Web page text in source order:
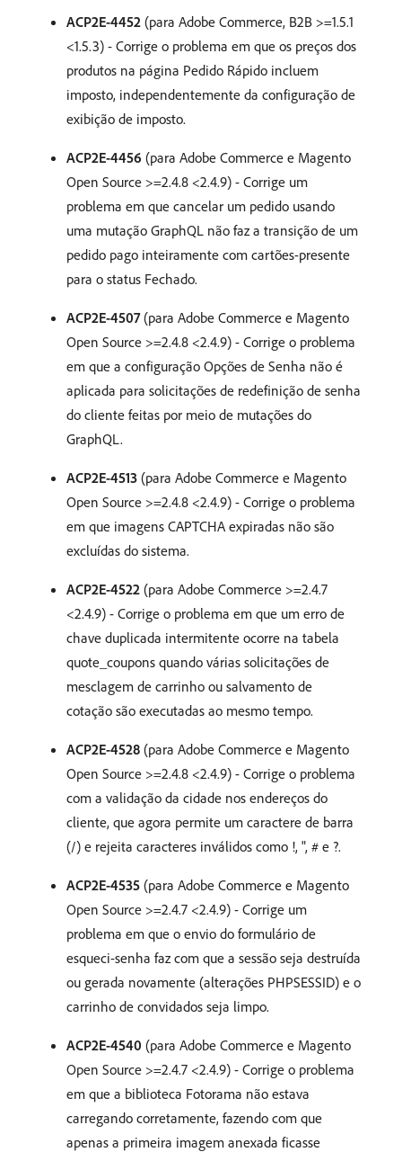
ACP2E-4452 (para Adobe Commerce, B2B >=1.5.1
<1.5.3) - Corrige o problema em que os preços dos
produtos na página Pedido Rápido incluem
imposto, independentemente da configuração de
exibição de imposto.
ACP2E-4456 (para Adobe Commerce e Magento
Open Source >=2.4.8 <2.4.9) - Corrige um
problema em que cancelar um pedido usando
uma mutação GraphQL não faz a transição de um
pedido pago inteiramente com cartões-presente
para o status Fechado.
ACP2E-4507(para Adobe Commerce e Magento
Open Source >=2.4.8 <2.4.9) - Corrige o problema
em que a configuração Opções de Senha não é
aplicada para solicitações de redefinição de senha
do cliente feitas por meio de mutações do
GraphQL.
ACP2E-4513 (para Adobe Commerce e Magento
Open Source >=2.4.8 <2.4.9) - Corrige o problema
em que imagens CAPTCHA expiradas não são
excluídas do sistema.
ACP2E-4522 (para Adobe Commerce >=2.4.7
<2.4.9) - Corrige o problema em que um erro de
chave duplicada intermitente ocorre na tabela
quote_coupons quando várias solicitações de
mesclagem de carrinho ou salvamento de
cotação são executadas ao mesmo tempo.
ACP2E-4528 (para Adobe Commerce e Magento
Open Source >=2.4.8 <2.4.9) - Corrige o problema
com a validação da cidade nos endereços do
cliente, que agora permite um caractere de barra
(/) e rejeita caracteres inválidos como !, ", # e ?.
ACP2E-4535 (para Adobe Commerce e Magento
Open Source >=2.4.7 <2.4.9) - Corrige um
problema em que o envio do formulário de
esqueci-senha faz com que a sessão seja destruída
ou gerada novamente (alterações PHPSESSID) e o
carrinho de convidados seja limpo.
ACP2E-4540 (para Adobe Commerce e Magento
Open Source >=2.4.7 <2.4.9) - Corrige o problema
em que a biblioteca Fotorama não estava
carregando corretamente, fazendo com que
apenas a primeira imagem anexada ficasse